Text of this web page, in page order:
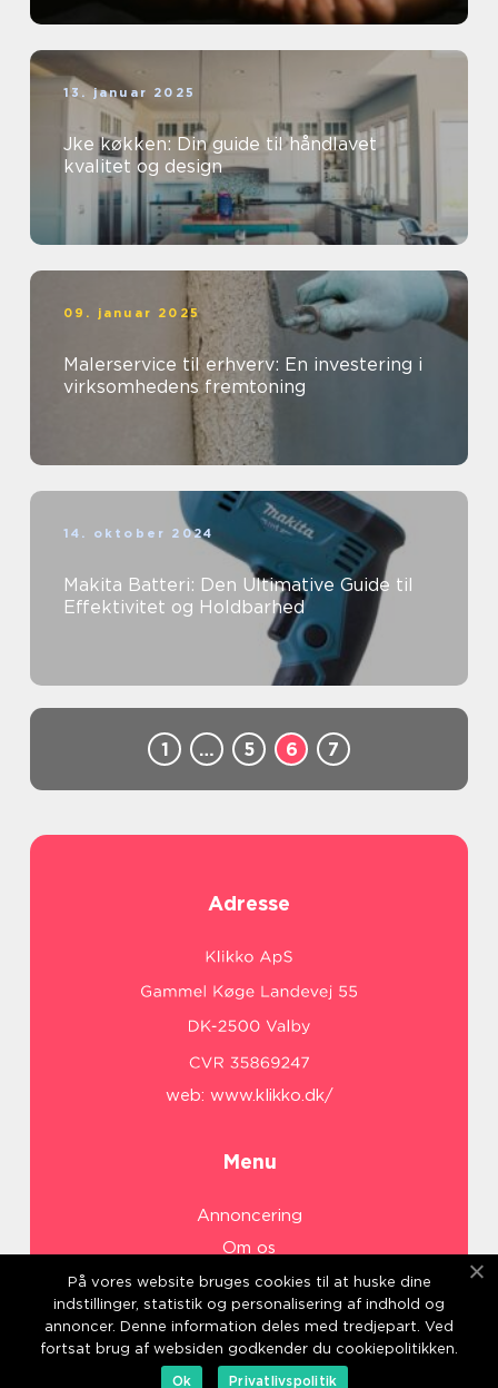
13. januar 2025
Jke køkken: Din guide til håndlavet
kvalitet og design
09. januar 2025
Malerservice til erhverv: En investering i
virksomhedens fremtoning
14. oktober 2024
Makita Batteri: Den Ultimative Guide til
Effektivitet og Holdbarhed
1 … 5 6 7
Adresse
web: www.klikko.dk/
Menu
Annoncering
Om os
Cookies
Kontakt os
Sitemap
På vores website bruges cookies til at huske dine
indstillinger, statistik og personalisering af indhold og
annoncer. Denne information deles med tredjepart. Ved
fortsat brug af websiden godkender du cookiepolitikken.
Ok
Privatlivspolitik